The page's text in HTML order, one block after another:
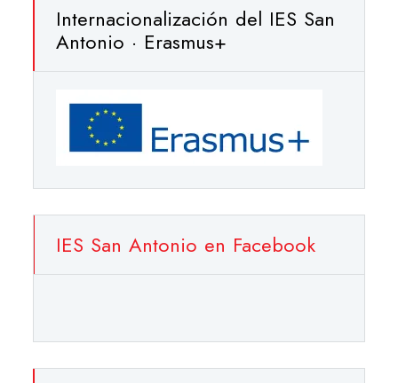
Internacionalización del IES San
Antonio · Erasmus+
IES San Antonio en Facebook